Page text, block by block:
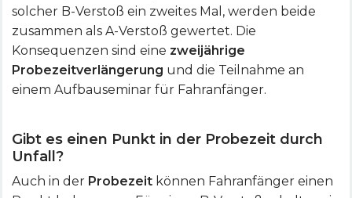
solcher B-Verstoß ein zweites Mal, werden beide
zusammen als A-Verstoß gewertet. Die
Konsequenzen sind eine zweijährige
Probezeitverlängerung und die Teilnahme an
einem Aufbauseminar für Fahranfänger.
Gibt es einen Punkt in der Probezeit durch
Unfall?
Auch in der Probezeit können Fahranfänger einen